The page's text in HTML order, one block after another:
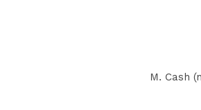
M. Cash